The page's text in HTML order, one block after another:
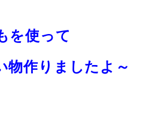
を使って
物作りましたよ～